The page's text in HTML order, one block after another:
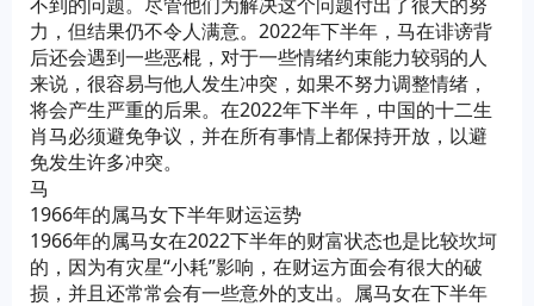
力，但结果仍不令人满意。2022年下半年，马在诽谤背
后还会遇到一些恶棍，对于一些情绪约束能力较弱的人
来说，很容易与他人发生冲突，如果不努力调整情绪，
将会产生严重的后果。在2022年下半年，中国的十二生
肖马必须避免争议，并在所有事情上都保持开放，以避
免发生许多冲突。
马
1966年的属马女下半年财运运势
1966年的属马女在2022下半年的财富状态也是比较坎坷
的，因为有灾星“小耗”影响，在财运方面会有很大的破
损，并且还常常会有一些意外的支出。属马女在下半年